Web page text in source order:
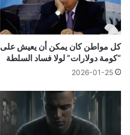
كل مواطن كان يمكن أن يعيش على
“كومة دولارات” لولا فساد السلطة
2026-01-25